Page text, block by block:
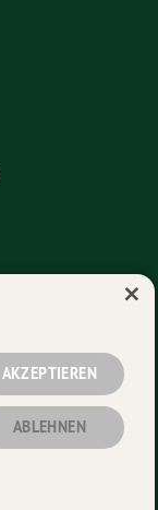
vorbehalten.
AKZEPTIEREN
ABLEHNEN
×